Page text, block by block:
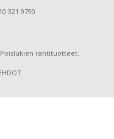
321 9790
rahtituotteet.